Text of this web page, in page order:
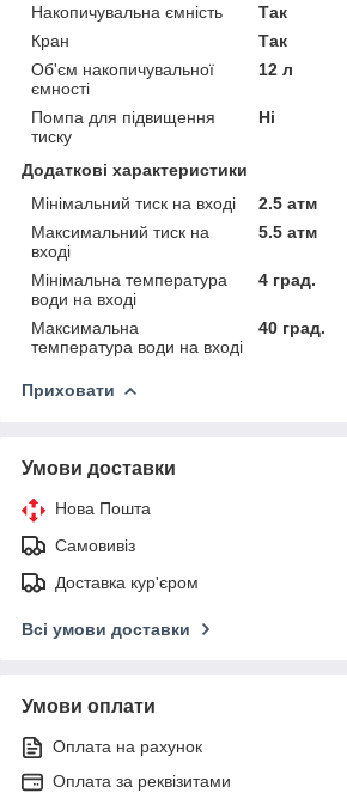
Накопичувальна ємність
Так
Кран
Так
Об'єм накопичувальної
ємності
12 л
Помпа для підвищення
тиску
Ні
Додаткові характеристики
Мінімальний тиск на вході
2.5 атм
Максимальний тиск на
вході
5.5 атм
Мінімальна температура
води на вході
4 град.
Максимальна
температура води на вході
40 град.
Приховати
Умови доставки
Нова Пошта
Самовивіз
Доставка кур'єром
Всі умови доставки
Умови оплати
Оплата на рахунок
Оплата за реквізитами